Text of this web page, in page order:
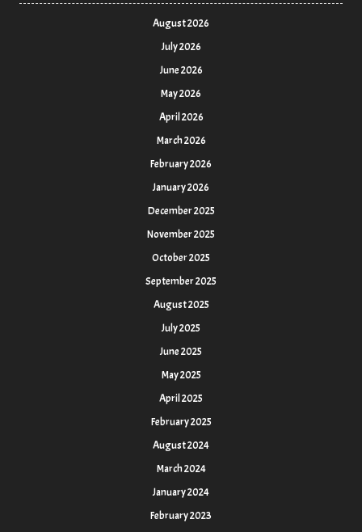
August 2026
July 2026
June 2026
May 2026
April 2026
March 2026
February 2026
January 2026
December 2025
November 2025
October 2025
September 2025
August 2025
July 2025
June 2025
May 2025
April 2025
February 2025
August 2024
March 2024
January 2024
February 2023